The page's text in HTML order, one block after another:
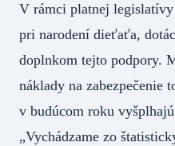
V rámci platnej
pri narodení dieťaťa,
doplnkom tejto podpory.
náklady na zabezpečenie
v budúcom roku
„Vychádzame zo